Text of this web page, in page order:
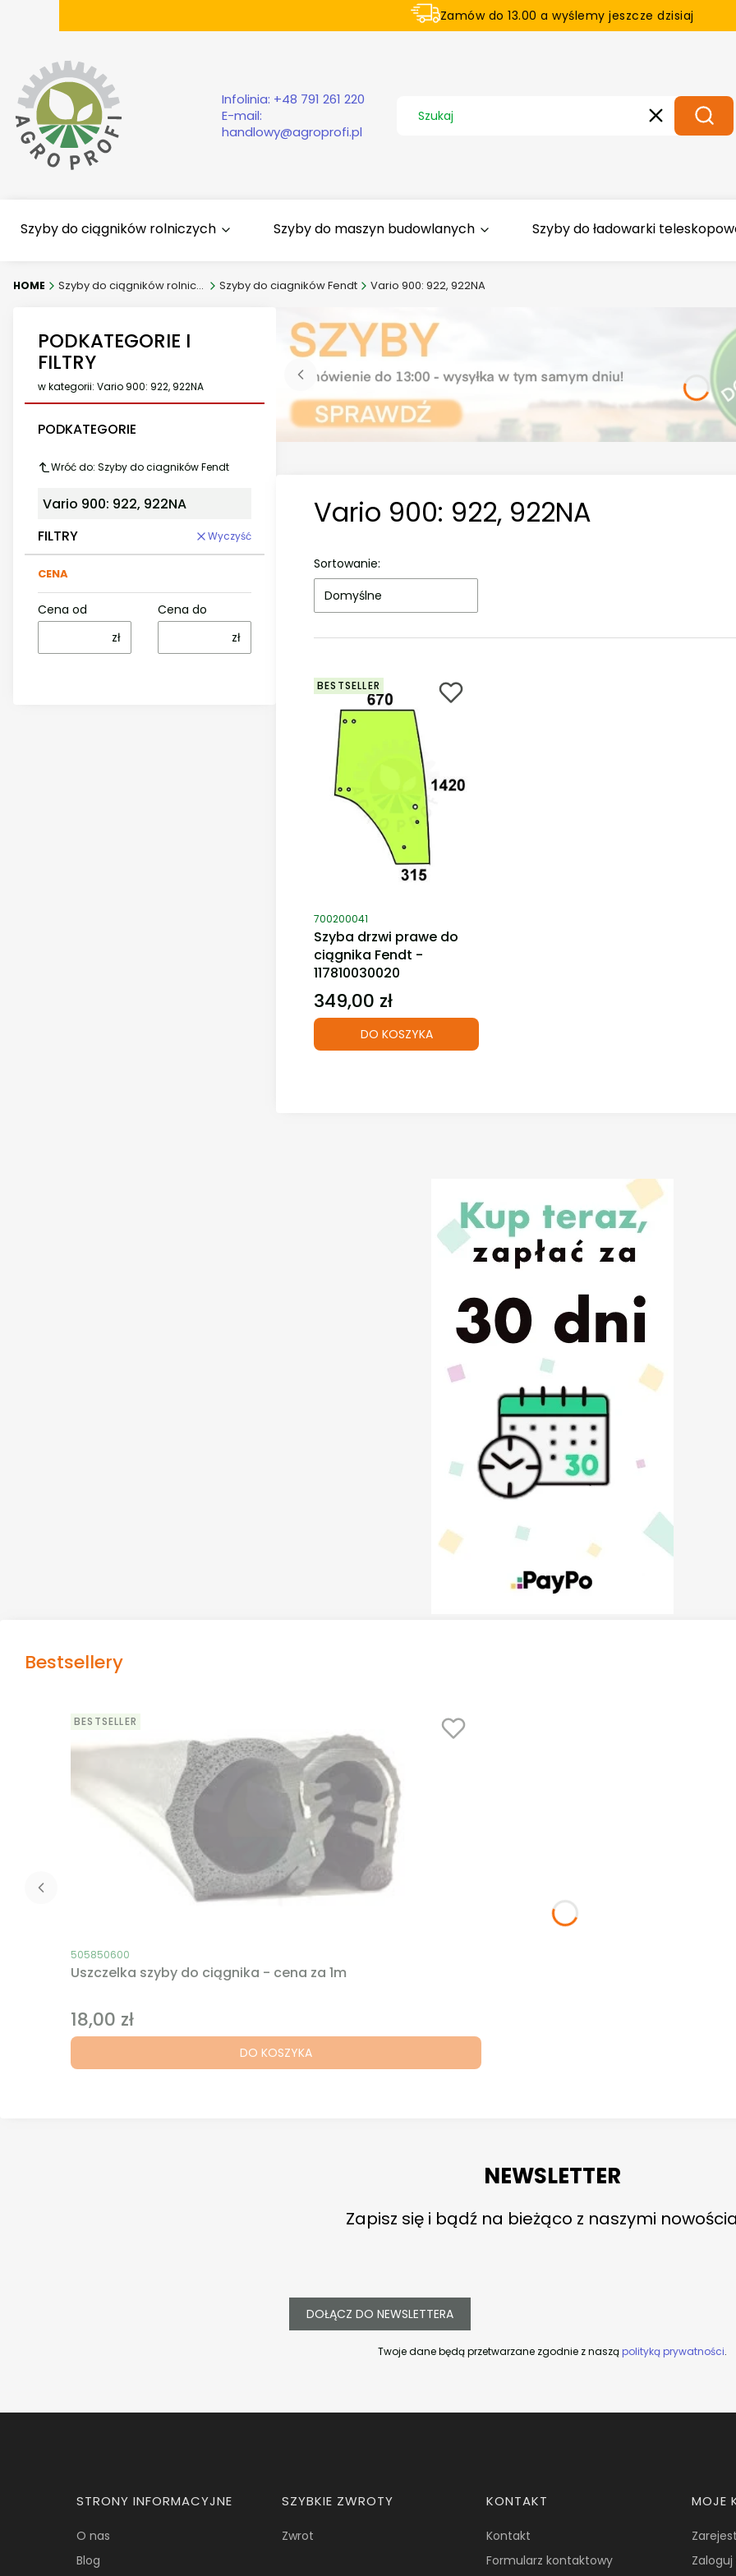
Zamów do 13.00 a wyślemy jeszcze dzisiaj
Infolinia: +48 791 261 220
E-mail:
handlowy@agroprofi.pl
WyczyśćSzukaj
Szyby do ciągników rolniczych Szyby do maszyn budowlanych Szyby do ładowarki
Szyby do ciągników rolniczych Szyby do ciagników Fendt Vario 900: 922, 922NA
PODKATEGORIE I
FILTRY
w kategorii: Vario 900: 922, 922NA
PODKATEGORIE
Wróć do: Szyby do ciagników Fendt
Vario 900: 922, 922NA
FILTRY
Wyczyść
CENA
Cena od
zł
Cena do
zł
Vario 900: 922, 922NA
Sortowanie:
Domyślne
BESTSELLER
Kod produktu
700200041
Szyba drzwi prawe do
ciągnika Fendt -
117810030020
Cena
349,00 zł
DO KOSZYKA
Bestsellery
BESTSELLER
Kod produktu
505850600
Uszczelka szyby do ciągnika - cena za 1m
Cena
18,00 zł
DO KOSZYKA
NEWSLETTER
Zapisz się i bądź na bieżąco z naszymi
DOŁĄCZ DO NEWSLETTERA
Twoje dane będą przetwarzane zgodnie z nasząpolityką prywatności.
Linki w stopce
STRONY INFORMACYJNE
O nas
Blog
SZYBKIE ZWROTY
Zwrot
KONTAKT
Kontakt
Formularz kontaktowy
MOJE
Zaloguj